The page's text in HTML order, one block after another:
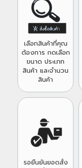
เลือกสินค้าที่คุณ
ต้องการ กดเลือก
ขนาด ประเภท
สินค้า และจำนวน
สินค้า
รอยืนยันยอดสั่ง